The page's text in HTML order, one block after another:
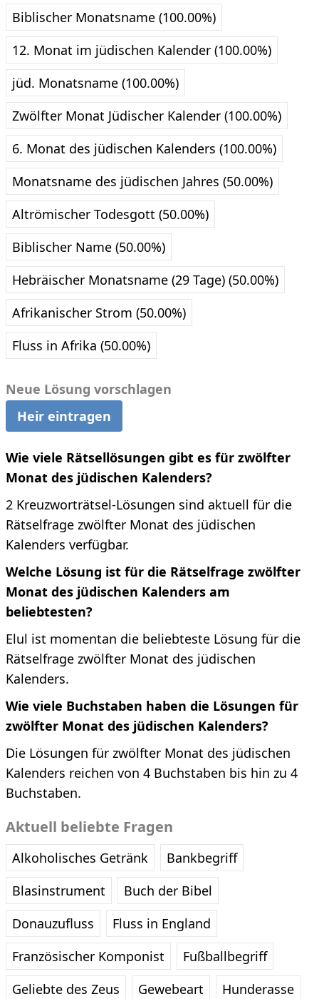
Biblischer Monatsname (100.00%)
12. Monat im jüdischen Kalender (100.00%)
jüd. Monatsname (100.00%)
Zwölfter Monat Jüdischer Kalender (100.00%)
6. Monat des jüdischen Kalenders (100.00%)
Monatsname des jüdischen Jahres (50.00%)
Altrömischer Todesgott (50.00%)
Biblischer Name (50.00%)
Hebräischer Monatsname (29 Tage) (50.00%)
Afrikanischer Strom (50.00%)
Fluss in Afrika (50.00%)
Neue Lösung vorschlagen
Heir eintragen
Wie viele Rätsellösungen gibt es für zwölfter
Monat des jüdischen Kalenders?
2 Kreuzworträtsel-Lösungen sind aktuell für die
Rätselfrage zwölfter Monat des jüdischen
Kalenders verfügbar.
Welche Lösung ist für die Rätselfrage zwölfter
Monat des jüdischen Kalenders am
beliebtesten?
Elul ist momentan die beliebteste Lösung für die
Rätselfrage zwölfter Monat des jüdischen
Kalenders.
Wie viele Buchstaben haben die Lösungen für
zwölfter Monat des jüdischen Kalenders?
Die Lösungen für zwölfter Monat des jüdischen
Kalenders reichen von 4 Buchstaben bis hin zu 4
Buchstaben.
Aktuell beliebte Fragen
Alkoholisches Getränk
Bankbegriff
Blasinstrument
Buch der Bibel
Donauzufluss
Fluss in England
Französischer Komponist
Fußballbegriff
Geliebte des Zeus
Gewebeart Hunderasse